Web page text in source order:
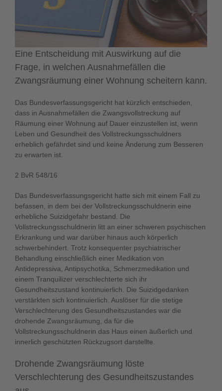
Eine Entscheidung mit Auswirkung auf die
Frage, in welchen Ausnahmefällen die
Zwangsräumung einer Wohnung scheitern kann.
Das Bundesverfassungsgericht hat kürzlich entschieden,
dass in Ausnahmefällen die Zwangsvollstreckung auf
Räumung einer Wohnung auf Dauer einzustellen ist, wenn
Leben und Gesundheit des Vollstreckungsschuldners
erheblich gefährdet sind und keine Änderung zum Besseren
zu erwarten ist.
2 BvR 548/16
Das Bundesverfassungsgericht hatte sich mit einem Fall zu
befassen, in dem bei der Vollstreckungsschuldnerin eine
erhebliche Suizidgefahr bestand. Die
Vollstreckungsschuldnerin litt an einer schweren psychischen
Erkrankung und war darüber hinaus auch körperlich
schwerbehindert. Trotz konsequenter psychiatrischer
Behandlung einschließlich einer Medikation von
Antidepressiva, Antipsychotika, Schmerzmedikation und
einem Tranquilizer verschlechterte sich ihr
Gesundheitszustand kontinuierlich. Die Suizidgedanken
verstärkten sich kontinuierlich. Auslöser für die stetige
Verschlechterung des Gesundheitszustandes war die
drohende Zwangsräumung, da für die
Vollstreckungsschuldnerin das Haus einen äußerlich und
innerlich geschützten Rückzugsort darstellte.
Drohende Zwangsräumung löste
Verschlechterung des Gesundheitszustandes